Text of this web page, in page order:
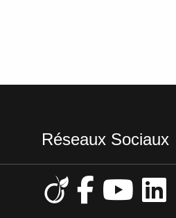
Réseaux Sociaux